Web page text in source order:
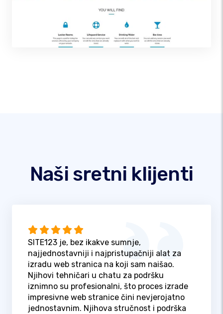
Naši sretni klijenti
SITE123 je, bez ikakve sumnje,
najjednostavniji i najpristupačniji alat za
izradu web stranica na koji sam naišao.
Njihovi tehničari u chatu za podršku
iznimno su profesionalni, što proces izrade
impresivne web stranice čini nevjerojatno
jednostavnim. Njihova stručnost i podrška